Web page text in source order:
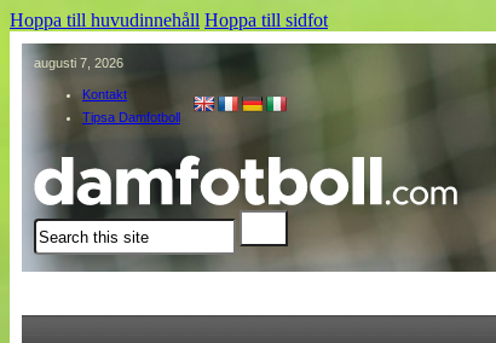
Hoppa till huvudinnehåll Hoppa till sidfot
augusti 7, 2026
Kontakt
Tipsa Damfotboll
Sök